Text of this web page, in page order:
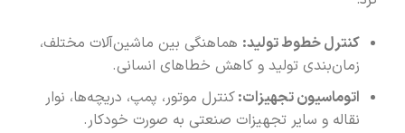
کنترل خطوط تولید: هماهنگی بین ماشین‌آلات مختلف،
زمان‌بندی تولید و کاهش خطاهای انسانی.
اتوماسیون تجهیزات:کنترل موتور، پمپ، دریچه‌ها، نوار
نقاله و سایر تجهیزات صنعتی به صورت خودکار.